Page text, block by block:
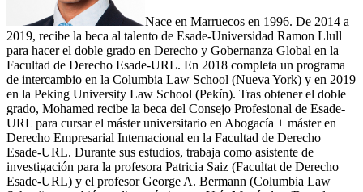
Nace en Marruecos en 1996. De 2014 a
2019, recibe la beca al talento de Esade-Universidad Ramon Llull
para hacer el doble grado en Derecho y Gobernanza Global en la
Facultad de Derecho Esade-URL. En 2018 completa un programa
de intercambio en la Columbia Law School (Nueva York) y en 2019
en la Peking University Law School (Pekín). Tras obtener el doble
grado, Mohamed recibe la beca del Consejo Profesional de Esade-
URL para cursar el máster universitario en Abogacía + máster en
Derecho Empresarial Internacional en la Facultad de Derecho
Esade-URL. Durante sus estudios, trabaja como asistente de
investigación para la profesora Patricia Saiz (Facultat de Derecho
Esade-URL) y el profesor George A. Bermann (Columbia Law